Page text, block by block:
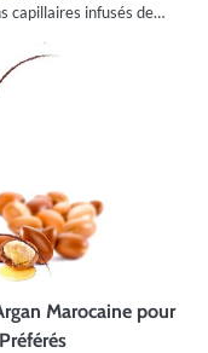
capillaires infusés de…
Marocaine pour